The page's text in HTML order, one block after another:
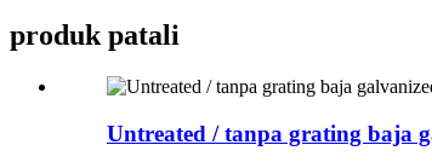
produk patali
Untreated / tanpa grating baja